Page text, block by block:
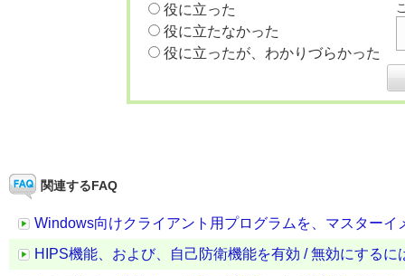
役に立った
役に立たなかった
役に立ったが、わかりづらかった
関連するFAQ
Windows向けクライアント用プログラムを、マスター
HIPS機能、および、自己防衛機能を有効 / 無効にするに